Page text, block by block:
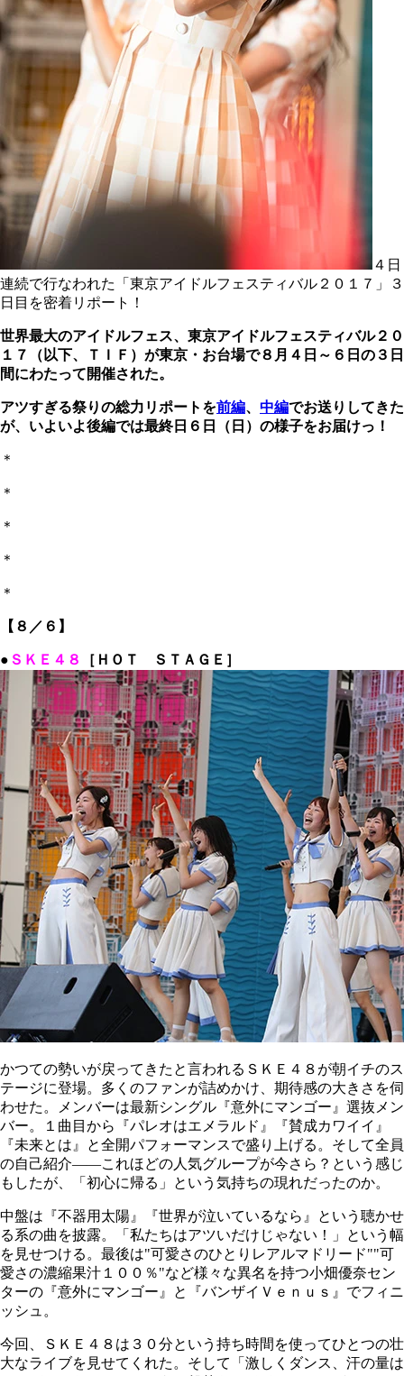
４日
連続で行なわれた「東京アイドルフェスティバル２０１７」３
日目を密着リポート！
世界最大のアイドルフェス、東京アイドルフェスティバル２０
１７（以下、ＴＩＦ）が東京・お台場で８月４日～６日の３日
間にわたって開催された。
アツすぎる祭りの総力リポートを前編、 中編でお送りしてきた
が、いよいよ後編では最終日６日（日）の様子をお届けっ！
＊
＊
＊
＊
＊
【８／６】
● ＳＫＥ４８ ［ＨＯＴ ＳＴＡＧＥ］
かつての勢いが戻ってきたと言われるＳＫＥ４８が朝イチのス
テージに登場。多くのファンが詰めかけ、期待感の大きさを伺
わせた。メンバーは最新シングル『意外にマンゴー』選抜メン
バー。１曲目から『パレオはエメラルド』『賛成カワイイ』
『未来とは』と全開パフォーマンスで盛り上げる。そして全員
の自己紹介――これほどの人気グループが今さら？という感じ
もしたが、「初心に帰る」という気持ちの現れだったのか。
中盤は『不器用太陽』『世界が泣いているなら』という聴かせ
る系の曲を披露。「私たちはアツいだけじゃない！」という幅
を見せつける。最後は"可愛さのひとりレアルマドリード""可
愛さの濃縮果汁１００％"など様々な異名を持つ小畑優奈セン
ターの『意外にマンゴー』と『バンザイＶｅｎｕｓ』でフィニ
ッシュ。
今回、ＳＫＥ４８は３０分という持ち時間を使ってひとつの壮
大なライブを見せてくれた。そして「激しくダンス、汗の量は